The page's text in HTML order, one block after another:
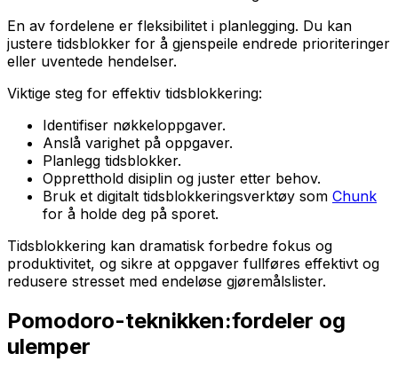
En av fordelene er fleksibilitet i planlegging. Du kan
justere tidsblokker for å gjenspeile endrede prioriteringer
eller uventede hendelser.
Viktige steg for effektiv tidsblokkering:
Identifiser nøkkeloppgaver.
Anslå varighet på oppgaver.
Planlegg tidsblokker.
Oppretthold disiplin og juster etter behov.
Bruk et digitalt tidsblokkeringsverktøy som Chunk
for å holde deg på sporet.
Tidsblokkering kan dramatisk forbedre fokus og
produktivitet, og sikre at oppgaver fullføres effektivt og
redusere stresset med endeløse gjøremålslister.
Pomodoro-teknikken:fordeler og
ulemper